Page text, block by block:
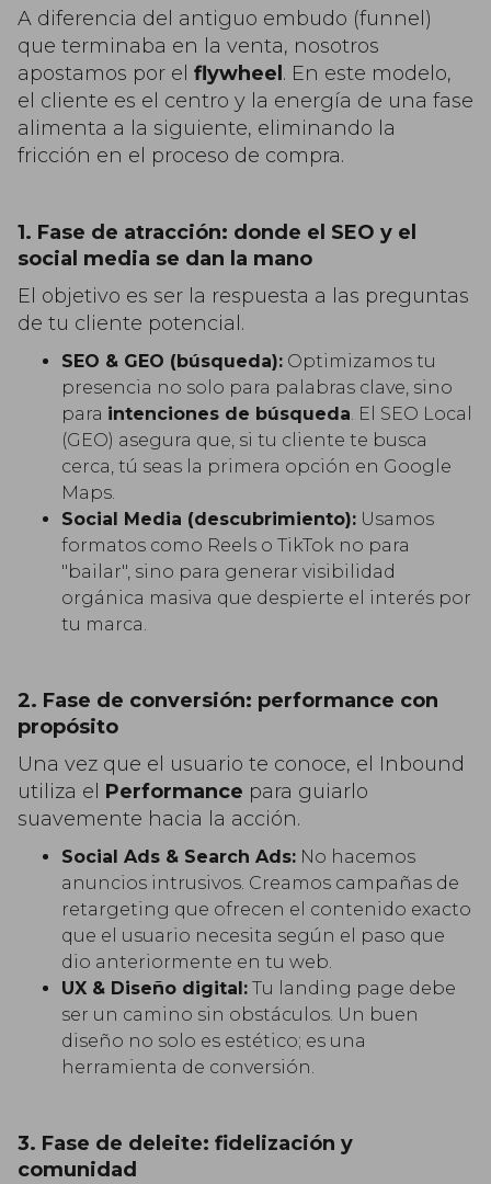
A diferencia del antiguo embudo (funnel)
que terminaba en la venta, nosotros
apostamos por el flywheel . En este modelo,
el cliente es el centro y la energía de una fase
alimenta a la siguiente, eliminando la
fricción en el proceso de compra.
1. Fase de atracción: donde el SEO y el
social media se dan la mano
El objetivo es ser la respuesta a las preguntas
de tu cliente potencial.
SEO & GEO (búsqueda): Optimizamos tu
presencia no solo para palabras clave, sino
para intenciones de búsqueda . El SEO Local
(GEO) asegura que, si tu cliente te busca
cerca, tú seas la primera opción en Google
Maps.
Social Media (descubrimiento): Usamos
formatos como Reels o TikTok no para
"bailar", sino para generar visibilidad
orgánica masiva que despierte el interés por
tu marca.
2. Fase de conversión: performance con
propósito
Una vez que el usuario te conoce, el Inbound
utiliza el Performance para guiarlo
suavemente hacia la acción.
Social Ads & Search Ads: No hacemos
anuncios intrusivos. Creamos campañas de
retargeting que ofrecen el contenido exacto
que el usuario necesita según el paso que
dio anteriormente en tu web.
UX & Diseño digital: Tu landing page debe
ser un camino sin obstáculos. Un buen
diseño no solo es estético; es una
herramienta de conversión.
3. Fase de deleite: fidelización y
comunidad